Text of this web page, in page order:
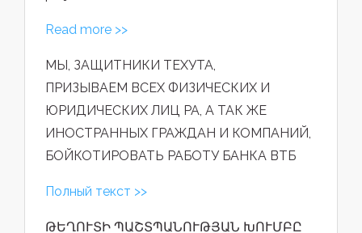
Read more >>
МЫ, ЗАЩИТНИКИ ТЕХУТА,
ПРИЗЫВАЕМ ВСЕХ ФИЗИЧЕСКИХ И
ЮРИДИЧЕСКИХ ЛИЦ РА, А ТАК ЖЕ
ИНОСТРАННЫХ ГРАЖДАН И КОМПАНИЙ,
БОЙКОТИРОВАТЬ РАБОТУ БАНКА ВТБ
Полный текст >>
ԹԵՂՈՒՏԻ ՊԱՇՏՊԱՆՈՒԹՅԱՆ ԽՈՒՄԲԸ